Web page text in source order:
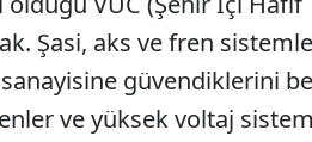
Şasi, aks ve fren
güvendiklerini
ve yüksek voltaj